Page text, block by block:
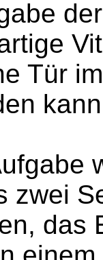
Tür
zwei
das